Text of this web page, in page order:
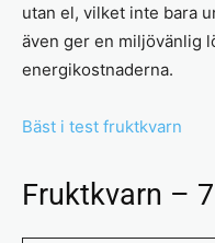
utan el, vilket inte bara
även ger en miljövänlig
energikostnaderna.
Bäst i test fruktkvarn
Fruktkvarn –